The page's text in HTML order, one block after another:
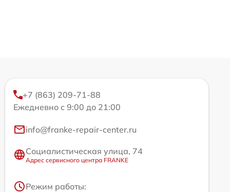
+7 (863) 209-71-88
Ежедневно с 9:00 до 21:00
info@franke-repair-center.ru
Социалистическая улица, 74
Адрес сервисного центра FRANKE
Режим работы: